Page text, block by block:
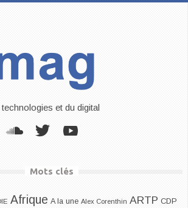
et du digital
Mots clés
Afrique A la une Alex Corenthin ARTP CDP